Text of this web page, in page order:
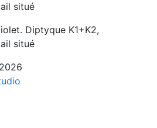
situé
Diptyque K1+K2,
situé